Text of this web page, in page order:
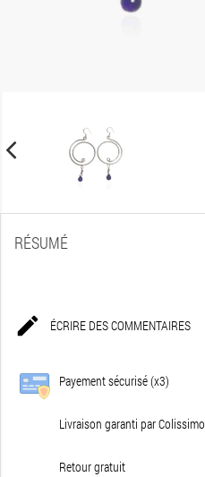
RÉSUMÉ
 ÉCRIRE DES COMMENTAIRES
Payement sécurisé (x3)
Livraison garanti par Colissimo
Retour gratuit